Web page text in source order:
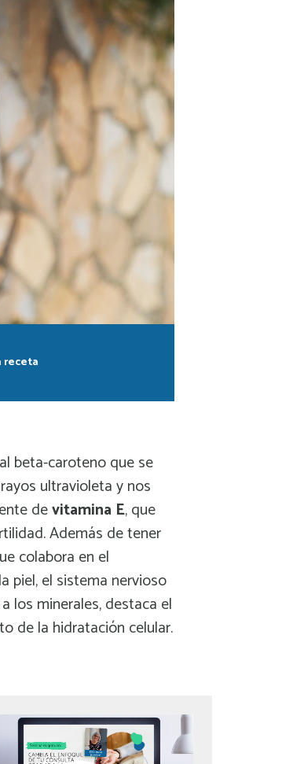
receta
beta-caroteno que se
ultravioleta y nos
devitamina E, que
Además de tener
colabora en el
piel, el sistema nervioso
los minerales, destaca el
de la hidratación celular.